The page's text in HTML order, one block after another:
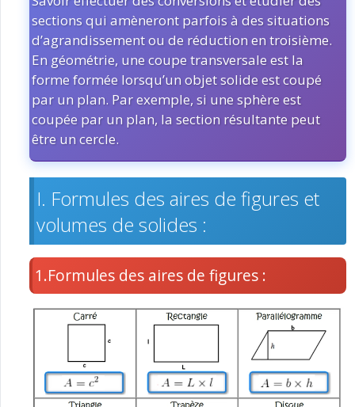
sections qui amèneront parfois à des situations
d’agrandissement ou de réduction en troisième.
En géométrie, une coupe transversale est la
forme formée lorsqu’un objet solide est coupé
par un plan. Par exemple, si une sphère est
coupée par un plan, la section résultante peut
être un cercle.
I. Formules des aires de figures et
volumes de solides :
1.Formules des aires de figures :